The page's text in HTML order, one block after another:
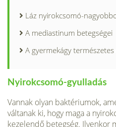
Láz nyirokcsomó-
A mediastinum betegségei
A gyermekágy
Nyirokcsomó-gyulladás
Vannak olyan baktériumok,
vál­tanak ki, hogy maga a
kezelendő beteg­ség. Ilyenkor